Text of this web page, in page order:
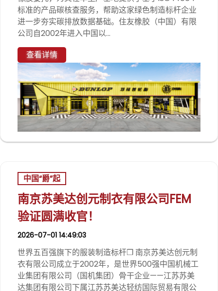
标准的产品碳核查服务，帮助这家绿色制造标杆企业
进一步夯实碳排放数据基础。住友橡胶（中国）有限
公司自2002年进入中国以...
查看详情
中国“爵”起
南京苏美达创元制衣有限公司FEM
验证圆满收官！
2026-07-01 14:49:03
世界五百强旗下的服装制造标杆❒ 南京苏美达创元制
衣有限公司成立于2002年，是世界500强中国机械工
业集团有限公司（国机集团）骨干企业——江苏苏美
达集团有限公司下属江苏苏美达轻纺国际贸易有限公